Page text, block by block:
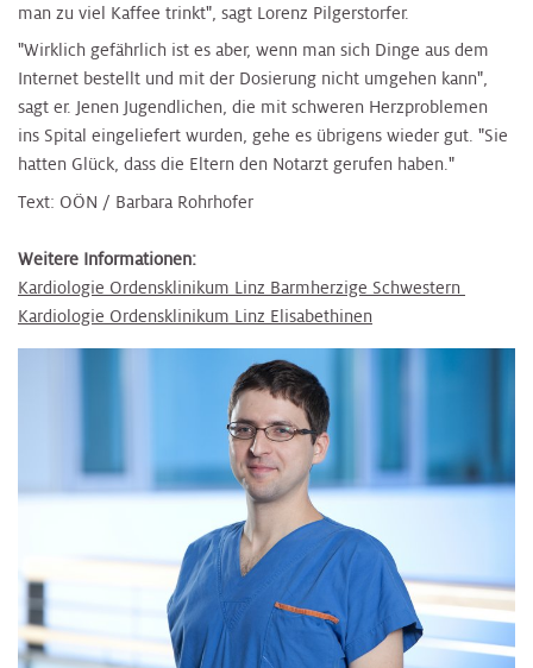
man zu viel Kaffee trinkt", sagt Lorenz Pilgerstorfer.
"Wirklich gefährlich ist es aber, wenn man sich Dinge aus dem
Internet bestellt und mit der Dosierung nicht umgehen kann",
sagt er. Jenen Jugendlichen, die mit schweren Herzproblemen
ins Spital eingeliefert wurden, gehe es übrigens wieder gut. "Sie
hatten Glück, dass die Eltern den Notarzt gerufen haben."
Text: OÖN / Barbara Rohrhofer
Weitere Informationen:
Kardiologie Ordensklinikum Linz Barmherzige Schwestern
Kardiologie Ordensklinikum Linz Elisabethinen